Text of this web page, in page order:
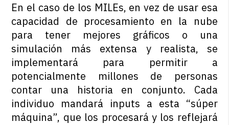
En el caso de los MILEs, en vez de usar esa
capacidad de procesamiento en la nube
para tener mejores gráficos o una
simulación más extensa y realista, se
implementará para permitir a
potencialmente millones de personas
contar una historia en conjunto. Cada
individuo mandará inputs a esta “súper
máquina”, que los procesará y los reflejará